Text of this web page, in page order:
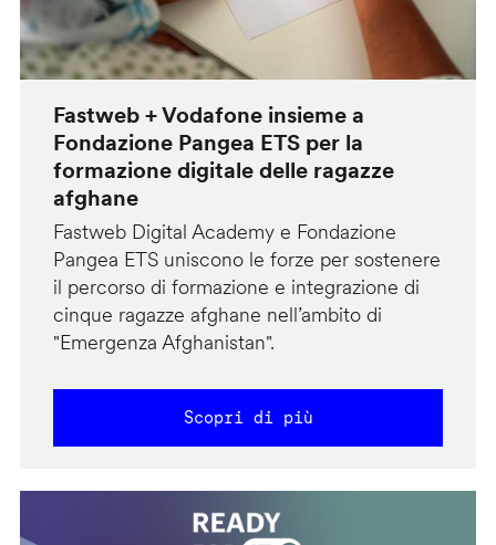
Fastweb + Vodafone insieme a
Fondazione Pangea ETS per la
formazione digitale delle ragazze
afghane
Fastweb Digital Academy e Fondazione
Pangea ETS uniscono le forze per sostenere
il percorso di formazione e integrazione di
cinque ragazze afghane nell’ambito di
"Emergenza Afghanistan".
Scopri di più